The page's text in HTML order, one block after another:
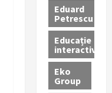
Eduard
Petrescu
Educație
interactivă
Eko
Group